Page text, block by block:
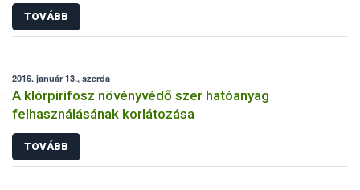
TOVÁBB
2016. január 13., szerda
A klórpirifosz növényvédő szer hatóanyag
felhasználásának korlátozása
TOVÁBB